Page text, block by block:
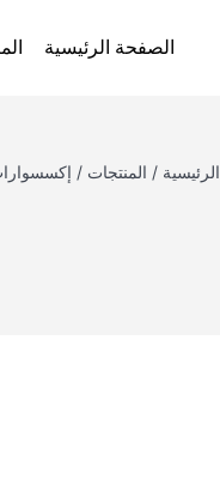
الصفحة الرئيسية
الرئيسية / المنتجات /